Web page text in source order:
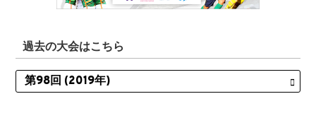
過去の大会はこちら